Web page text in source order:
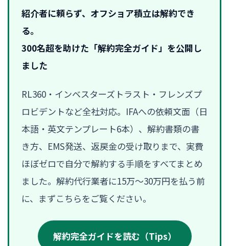
紹介者に頼らず、オフショア積立は解約でき
る。
300名超を助けた「解約完全ガイド」を公開し
ました
RL360・インベスターズトラスト・フレンズプ
ロビデントなど全社対応。IFAへの依頼文面（日
本語・英文テンプレート6本）、解約書類の書
き方、EMS発送、返戻金の受け取りまで、実費
ほぼゼロで自分で解約する手順をすべてまとめ
ました。解約代行業者に15万〜30万円を払う前
に、まずこちらをご覧ください。
解約完全ガイドを読む（Tips）